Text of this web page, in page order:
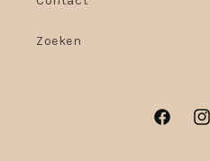
Zoeken
Facebook